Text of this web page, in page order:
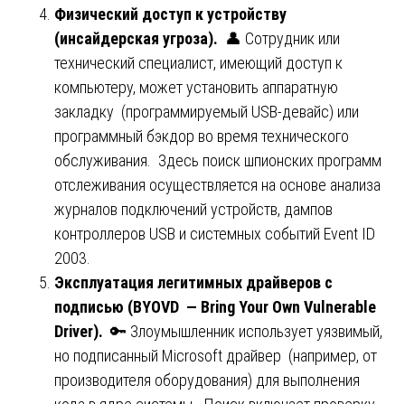
Физический доступ к устройству
(инсайдерская угроза). 👤 Сотрудник или
технический специалист, имеющий доступ к
компьютеру, может установить аппаратную
закладку (программируемый USB-девайс) или
программный бэкдор во время технического
обслуживания. Здесь поиск шпионских программ
отслеживания осуществляется на основе анализа
журналов подключений устройств, дампов
контроллеров USB и системных событий Event ID
2003.
Эксплуатация легитимных драйверов с
подписью (BYOVD — Bring Your Own Vulnerable
Driver). 🔑 Злоумышленник использует уязвимый,
но подписанный Microsoft драйвер (например, от
производителя оборудования) для выполнения